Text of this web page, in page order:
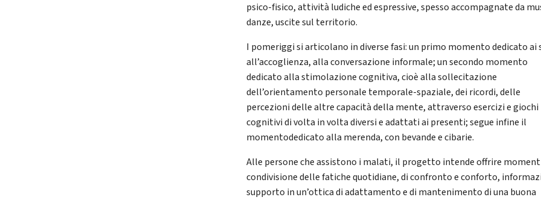
psico-fisico, attività ludiche ed espressive, spesso accompagnate da
danze, uscite sul territorio.
I pomeriggi si articolano in diverse fasi: un primo momento dedicato ai
all’accoglienza, alla conversazione informale; un secondo momento
dedicato alla stimolazione cognitiva, cioè alla sollecitazione
dell’orientamento personale temporale-spaziale, dei ricordi, delle
percezioni delle altre capacità della mente, attraverso esercizi e giochi
cognitivi di volta in volta diversi e adattati ai presenti; segue infine il
momentodedicato alla merenda, con bevande e cibarie.
Alle persone che assistono i malati, il progetto intende offrire
condivisione delle fatiche quotidiane, di confronto e conforto,
supporto in un’ottica di adattamento e di mantenimento di una buona